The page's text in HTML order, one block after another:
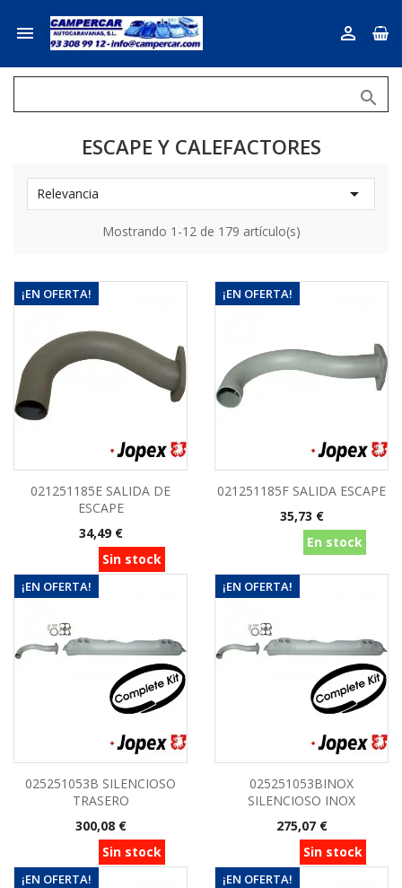
 

ESCAPE Y CALEFACTORES
Relevancia 
Mostrando 1-12 de 179 artículo(s)
¡EN OFERTA!
021251185E SALIDA DE
ESCAPE
Sin stock
Precio
34,49 €
¡EN OFERTA!
021251185F SALIDA ESCAPE
En stock
Precio
35,73 €
¡EN OFERTA!
025251053B SILENCIOSO
TRASERO
Sin stock
Precio
300,08 €
¡EN OFERTA!
025251053BINOX
SILENCIOSO INOX
Sin stock
Precio
275,07 €
¡EN OFERTA! ¡EN OFERTA!